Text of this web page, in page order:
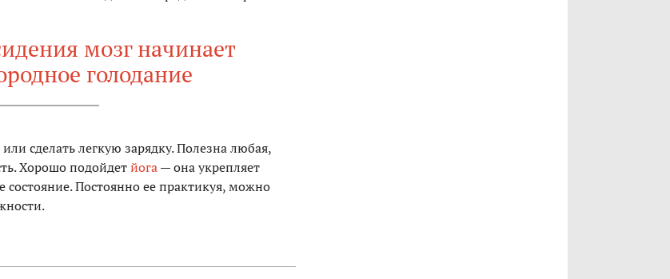
мозг начинает
голодание
сделать легкую зарядку. Полезна любая,
Хорошо подойдетйога— она укрепляет
Постоянно ее практикуя, можно